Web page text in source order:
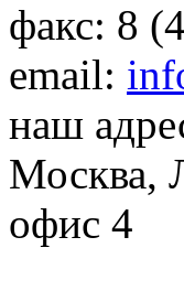
факс: 8
email:
наш
Москва,
офис 4